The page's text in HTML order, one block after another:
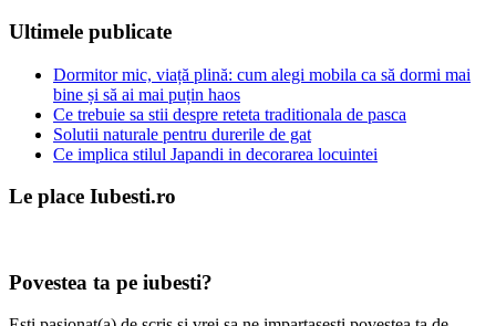
Ultimele publicate
Dormitor mic, viață plină: cum alegi mobila ca să dormi mai
bine și să ai mai puțin haos
Ce trebuie sa stii despre reteta traditionala de pasca
Solutii naturale pentru durerile de gat
Ce implica stilul Japandi in decorarea locuintei
Le place Iubesti.ro
Povestea ta pe iubesti?